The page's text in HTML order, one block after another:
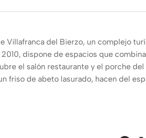
Villafranca del Bierzo, un complejo
dispone de espacios que
el salón restaurante y el porche
friso de abeto lasurado, hacen del